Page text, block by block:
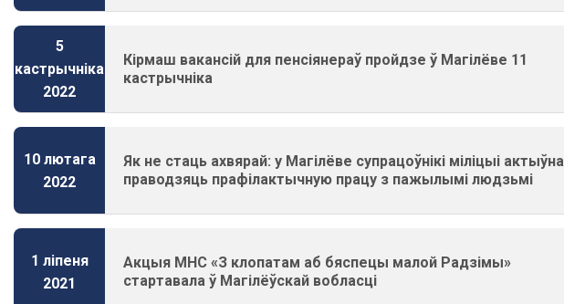
5
кастрычніка
2022
Кірмаш вакансій для пенсіянераў пройдзе ў Магілёве 11
кастрычніка
10 лютага
2022
Як не стаць ахвярай: у Магілёве супрацоўнікі міліцыі актыўна
праводзяць прафілактычную працу з пажылымі людзьмі
1 ліпеня
2021
Акцыя МНС «З клопатам аб бяспецы малой Радзімы»
стартавала ў Магілёўскай вобласці